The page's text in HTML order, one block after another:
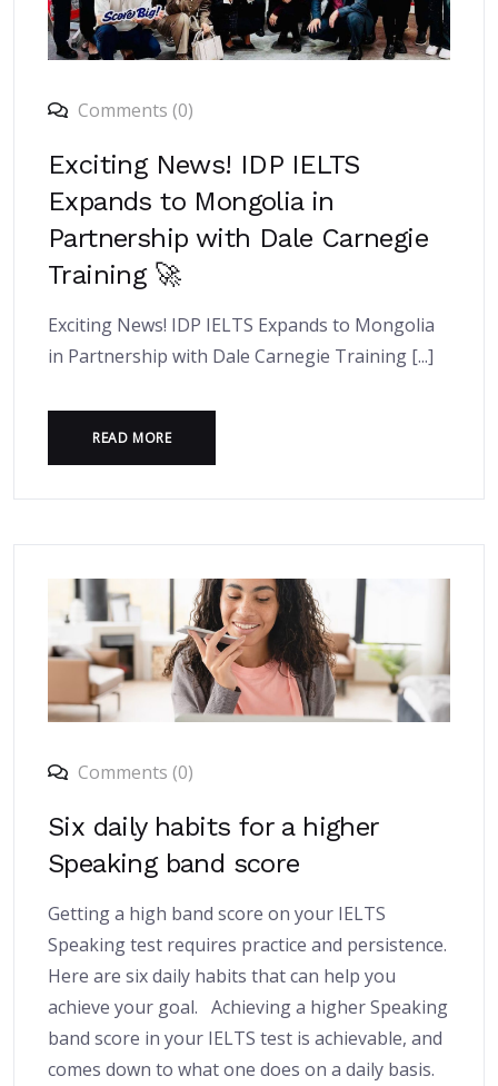
Comments (0)
Exciting News! IDP IELTS
Expands to Mongolia in
Partnership with Dale Carnegie
Training 🚀
Exciting News! IDP IELTS Expands to Mongolia
in Partnership with Dale Carnegie Training [...]
READ MORE
Comments (0)
Six daily habits for a higher
Speaking band score
Getting a high band score on your IELTS
Speaking test requires practice and persistence.
Here are six daily habits that can help you
achieve your goal. Achieving a higher Speaking
band score in your IELTS test is achievable, and
comes down to what one does on a daily basis.